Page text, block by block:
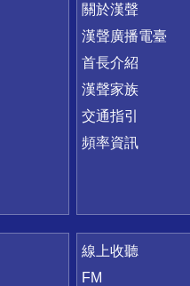
關於漢聲
漢聲廣播電臺
首長介紹
漢聲家族
交通指引
頻率資訊
線上收聽
FM